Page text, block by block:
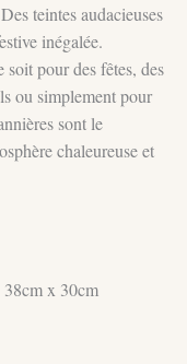
teintes audacieuses
inégalée.
soit pour des fêtes, des
ou simplement pour
sont le
chaleureuse et
38cm x 30cm